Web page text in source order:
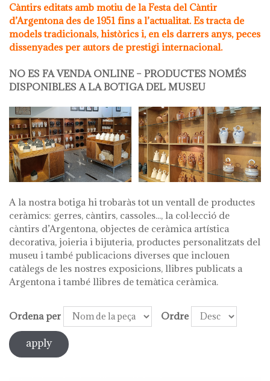
Càntirs editats amb motiu de la Festa del Càntir
d’Argentona des de 1951 fins a l’actualitat. Es tracta de
models tradicionals, històrics i, en els darrers anys, peces
dissenyades per autors de prestigi internacional.
NO ES FA VENDA ONLINE – PRODUCTES NOMÉS
DISPONIBLES A LA BOTIGA DEL MUSEU
A la nostra botiga hi trobaràs tot un ventall de productes
ceràmics: gerres, càntirs, cassoles..., la col·lecció de
càntirs d’Argentona, objectes de ceràmica artística
decorativa, joieria i bijuteria, productes personalitzats del
museu i també publicacions diverses que inclouen
catàlegs de les nostres exposicions, llibres publicats a
Argentona i també llibres de temàtica ceràmica.
Ordena per Ordre